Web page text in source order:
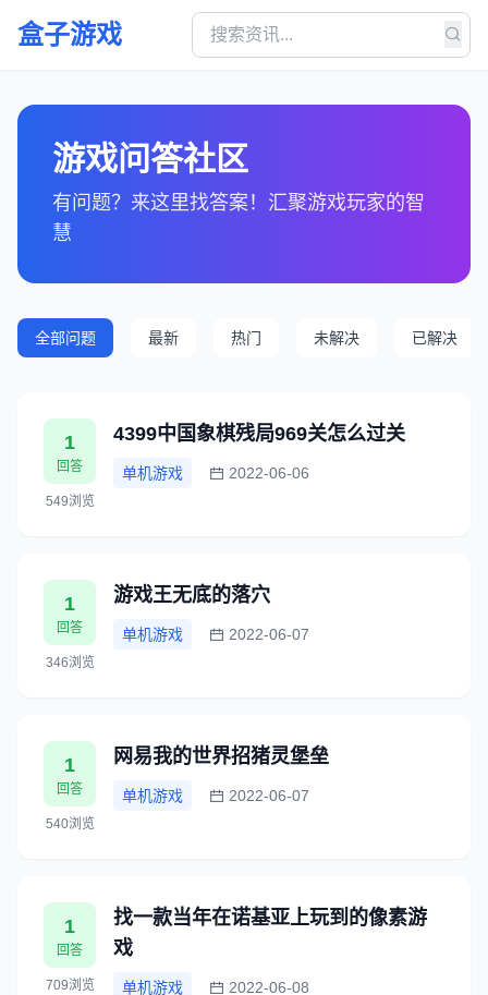
盒子游戏
游戏问答社区
有问题？来这里找答案！汇聚游戏玩家的智
慧
全部问题 最新 热门 未解决 已解决
1
回答
549浏览
4399中国象棋残局969关怎么过关
单机游戏 2022-06-06
1
回答
346浏览
游戏王无底的落穴
单机游戏 2022-06-07
1
回答
540浏览
网易我的世界招猪灵堡垒
单机游戏 2022-06-07
1
回答
709浏览
找一款当年在诺基亚上玩到的像素游
戏
单机游戏 2022-06-08